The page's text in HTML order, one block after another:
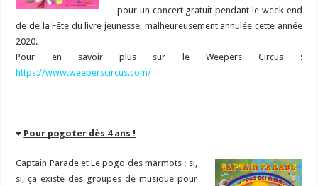
pour un concert gratuit pendant le week-end
de de la Fête du livre jeunesse, malheureusement annulée cette année
2020.
Pour en savoir plus sur le Weepers Circus :
https://www.weeperscircus.com/
♥ Pour pogoter dès 4 ans !
Captain Parade et Le pogo des marmots : si,
si, ça existe des groupes de musique pour